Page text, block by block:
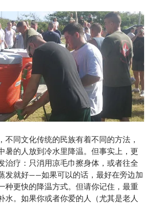
不同文化传统的民族有着不同的方法，
暑的人放到冷水里降温。但事实上，更
治疗：只消用凉毛巾擦身体，或者往全
发就好——如果可以的话，最好在旁边加
种更快的降温方式。但请你记住，最重
水。如果你或者你爱的人（尤其是老人